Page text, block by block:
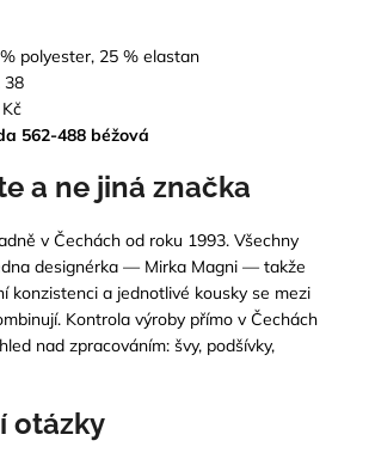
polyester, 25 % elastan
38
562-488 béžová
a ne jiná značka
v Čechách od roku 1993. Všechny
designérka — Mirka Magni — takže
konzistenci a jednotlivé kousky se mezi
Kontrola výroby přímo v Čechách
nad zpracováním: švy, podšívky,
otázky